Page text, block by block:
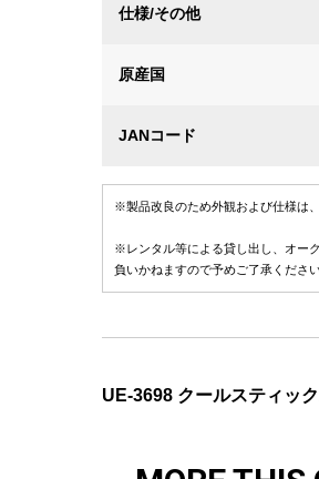
仕様/その他
原産国
JANコード
※製品改良のため外観および仕様は
※レンタル等による貸し出し、オー
負いかねますので予めご了承ください
UE-3698 クールスティッ